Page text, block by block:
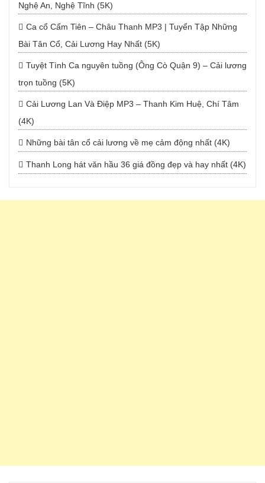
Nghệ An, Nghệ Tĩnh (5K)
Ca cổ Cẩm Tiên – Châu Thanh MP3 | Tuyển Tập Những
Bài Tân Cổ, Cải Lương Hay Nhất (5K)
Tuyệt Tình Ca nguyên tuồng (Ông Cò Quận 9) – Cải lương
trọn tuồng (5K)
Cải Lương Lan Và Điệp MP3 – Thanh Kim Huệ, Chí Tâm
(4K)
Những bài tân cổ cải lương về mẹ cảm động nhất (4K)
Thanh Long hát văn hầu 36 giá đồng đẹp và hay nhất (4K)